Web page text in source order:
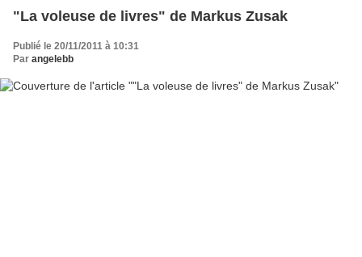
"La voleuse de livres" de Markus Zusak
Publié le 20/11/2011 à 10:31
Par angelebb